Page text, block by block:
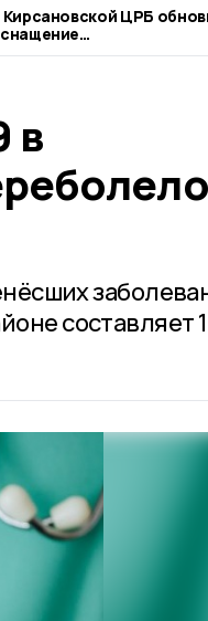
Кирсановской ЦРБ
в
составляет